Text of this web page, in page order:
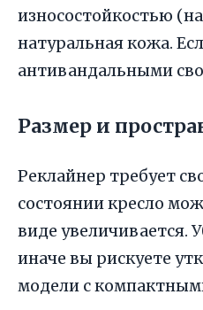
износостойкостью
натуральная кожа.
антивандальными
Размер и
Реклайнер требует
состоянии кресло
виде увеличивается.
иначе вы рискуете
модели с